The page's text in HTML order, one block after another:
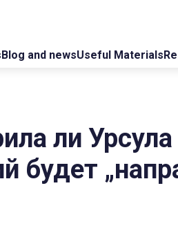
Blog and newsUseful Materials
ли
будет